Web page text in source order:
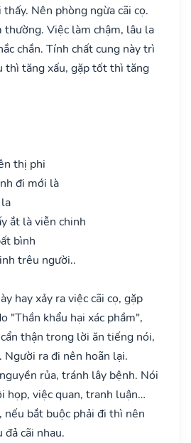
Nên phòng ngừa cãi cọ.
Việc làm chậm, lâu la
chắn. Tính chất cung này trì
thì tăng xấu, gặp tốt thì tăng
thị phi
đi mới là
ắt là viễn chinh
bình
trêu người..
hay xảy ra việc cãi cọ, gặp
"Thần khẩu hại xác phầm",
thận trong lời ăn tiếng nói,
ra đi nên hoãn lại.
rủa, tránh lây bệnh. Nói
họp, việc quan, tranh luận…
nếu bắt buộc phải đi thì nên
cãi nhau.